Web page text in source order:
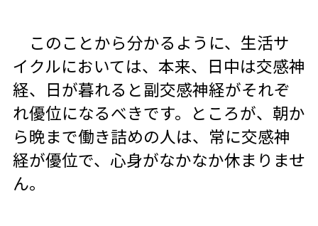
このことから分かるように、生活サ
イクルにおいては、本来、日中は交感神
経、日が暮れると副交感神経がそれぞ
れ優位になるべきです。ところが、朝か
ら晩まで働き詰めの人は、常に交感神
経が優位で、心身がなかなか休まりませ
ん。